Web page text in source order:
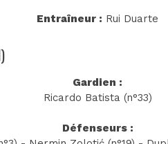
Entraîneur : Rui Duarte
Gardien :
Ricardo Batista (n°33)
Défenseurs :